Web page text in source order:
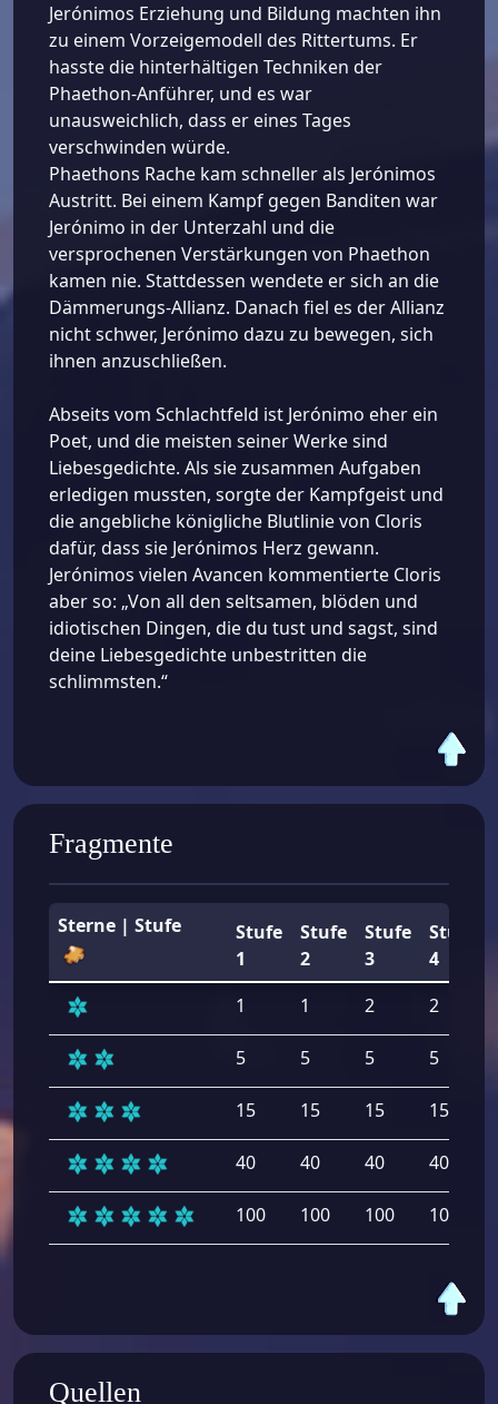
Jerónimos Erziehung und Bildung machten ihn
zu einem Vorzeigemodell des Rittertums. Er
hasste die hinterhältigen Techniken der
Phaethon-Anführer, und es war
unausweichlich, dass er eines Tages
verschwinden würde.
Phaethons Rache kam schneller als Jerónimos
Austritt. Bei einem Kampf gegen Banditen war
Jerónimo in der Unterzahl und die
versprochenen Verstärkungen von Phaethon
kamen nie. Stattdessen wendete er sich an die
Dämmerungs-Allianz. Danach fiel es der Allianz
nicht schwer, Jerónimo dazu zu bewegen, sich
ihnen anzuschließen.
Abseits vom Schlachtfeld ist Jerónimo eher ein
Poet, und die meisten seiner Werke sind
Liebesgedichte. Als sie zusammen Aufgaben
erledigen mussten, sorgte der Kampfgeist und
die angebliche königliche Blutlinie von Cloris
dafür, dass sie Jerónimos Herz gewann.
Jerónimos vielen Avancen kommentierte Cloris
aber so: „Von all den seltsamen, blöden und
idiotischen Dingen, die du tust und sagst, sind
deine Liebesgedichte unbestritten die
schlimmsten.“
Fragmente
Sterne | Stufe
Stufe
1
Stufe
2
Stufe
3
Stufe
4
1
1 2 2
5 5 5 5
15 15 15 15
40 40 40 40
100 100 100 100
Quellen